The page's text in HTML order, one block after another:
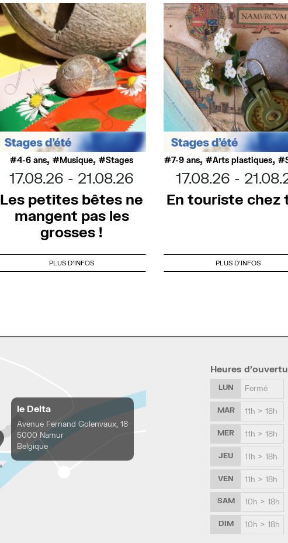
4-6 ans, Musique, Stages
17.08.26
21.08.26
Les petites bêtes ne
mangent pas les
grosses !
PLUS D'INFOS
7-9 ans, Arts plastiques,
17.08.26
En touriste chez
PLUS D'INFOS
le Delta
Avenue Fernand Golenvaux, 18
5000 Namur
Belgique
Heures
LUN Fermé
MAR 11h > 18h
MER 11h > 18h
JEU 11h > 18h
VEN 11h > 18h
SAM 10h > 18h
DIM 10h > 18h